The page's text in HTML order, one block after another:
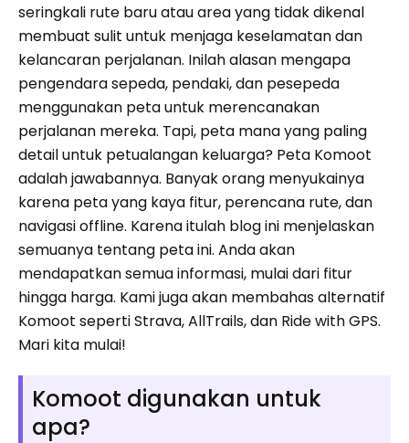
seringkali rute baru atau area yang tidak dikenal
membuat sulit untuk menjaga keselamatan dan
kelancaran perjalanan. Inilah alasan mengapa
pengendara sepeda, pendaki, dan pesepeda
menggunakan peta untuk merencanakan
perjalanan mereka. Tapi, peta mana yang paling
detail untuk petualangan keluarga? Peta Komoot
adalah jawabannya. Banyak orang menyukainya
karena peta yang kaya fitur, perencana rute, dan
navigasi offline. Karena itulah blog ini menjelaskan
semuanya tentang peta ini. Anda akan
mendapatkan semua informasi, mulai dari fitur
hingga harga. Kami juga akan membahas alternatif
Komoot seperti Strava, AllTrails, dan Ride with GPS.
Mari kita mulai!
Komoot digunakan untuk
apa?